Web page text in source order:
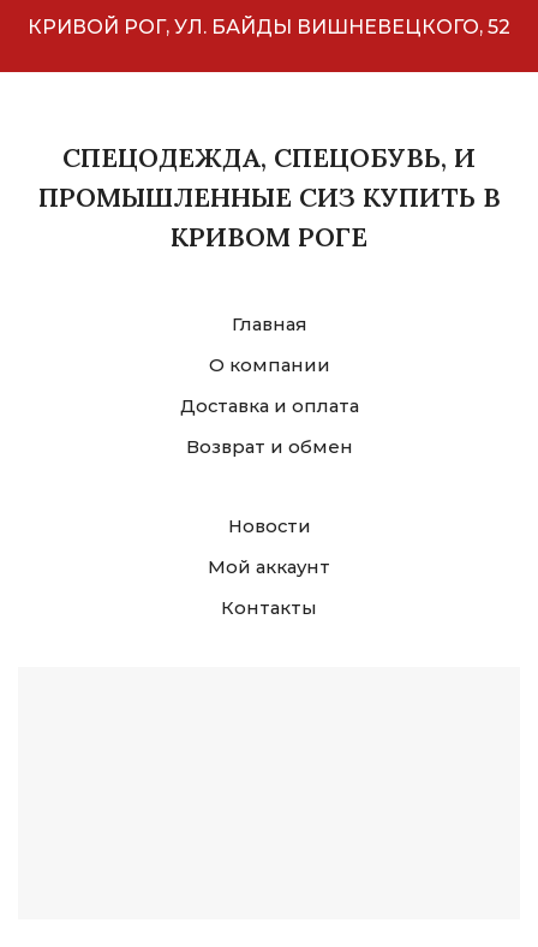
КРИВОЙ РОГ, УЛ. БАЙДЫ ВИШНЕВЕЦКОГО, 52
СПЕЦОДЕЖДА, СПЕЦОБУВЬ, И
ПРОМЫШЛЕННЫЕ СИЗ КУПИТЬ В
КРИВОМ РОГЕ
Главная
О компании
Доставка и оплата
Возврат и обмен
Новости
Мой аккаунт
Контакты